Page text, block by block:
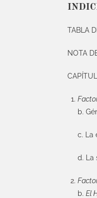
TABLA
NOTA
b.
c. La
d. La
b. El